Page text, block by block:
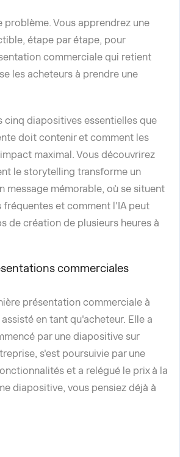
problème. Vous apprendrez une
étape par étape, pour
commerciale qui retient
les acheteurs à prendre une
cinq diapositives essentielles que
doit contenir et comment les
maximal. Vous découvrirez
le storytelling transforme un
message mémorable, où se situent
fréquentes et comment l'IA peut
de création de plusieurs heures à
commerciales
présentation commerciale à
en tant qu'acheteur. Elle a
par une diapositive sur
s'est poursuivie par une
et a relégué le prix à la
diapositive, vous pensiez déjà à